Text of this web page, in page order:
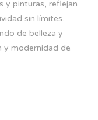
y pinturas, reflejan
sin límites.
de belleza y
y modernidad de